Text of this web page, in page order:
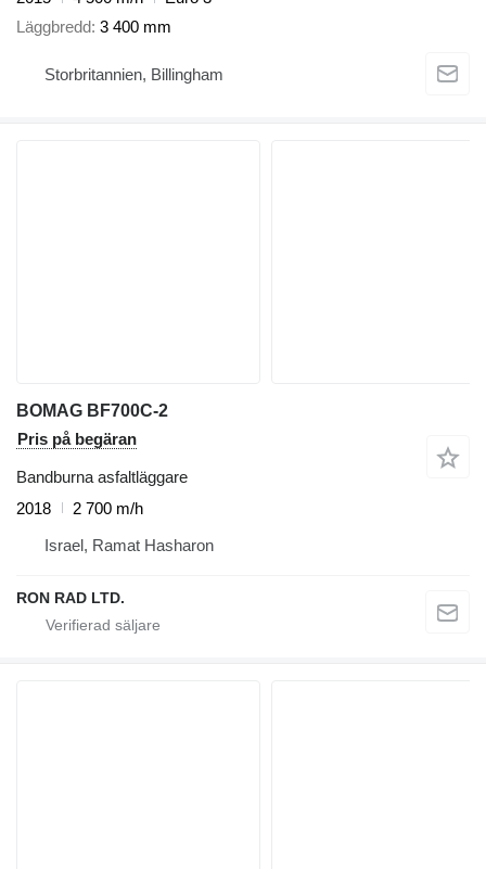
Läggbredd 3 400 mm
Storbritannien, Billingham
BOMAG BF700C-2
Pris på begäran
Bandburna asfaltläggare
2018
2 700 m/h
Israel, Ramat Hasharon
RON RAD LTD.